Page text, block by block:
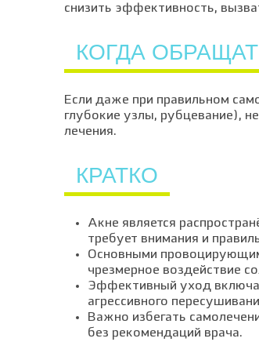
снизить эффективность,
КОГДА
Если даже при правильном
глубокие узлы, рубцевание),
лечения.
КРАТКО
Акне является
требует внимания и
Основными
чрезмерное воздействие
Эффективный уход
агрессивного
Важно избегать
без рекомендаций врача.